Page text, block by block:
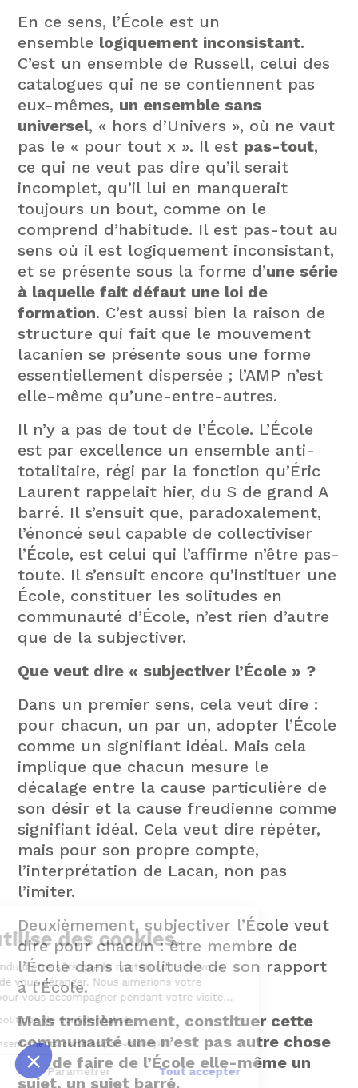
En ce sens, l’École est un
ensemble logiquement inconsistant.
C’est un ensemble de Russell, celui des
catalogues qui ne se contiennent pas
eux-mêmes, un ensemble sans
universel, « hors d’Univers », où ne vaut
pas le « pour tout x ». Il est pas-tout,
ce qui ne veut pas dire qu’il serait
incomplet, qu’il lui en manquerait
toujours un bout, comme on le
comprend d’habitude. Il est pas-tout au
sens où il est logiquement inconsistant,
et se présente sous la forme d’une série
à laquelle fait défaut une loi de
formation. C’est aussi bien la raison de
structure qui fait que le mouvement
lacanien se présente sous une forme
essentiellement dispersée ; l’AMP n’est
elle-même qu’une-entre-autres.
Il n’y a pas de tout de l’École. L’École
est par excellence un ensemble anti-
totalitaire, régi par la fonction qu’Éric
Laurent rappelait hier, du S de grand A
barré. Il s’ensuit que, paradoxalement,
l’énoncé seul capable de collectiviser
l’École, est celui qui l’affirme n’être pas-
toute. Il s’ensuit encore qu’instituer une
École, constituer les solitudes en
communauté d’École, n’est rien d’autre
que de la subjectiver.
Que veut dire « subjectiver l’École » ?
Dans un premier sens, cela veut dire :
pour chacun, un par un, adopter l’École
comme un signifiant idéal. Mais cela
implique que chacun mesure le
décalage entre la cause particulière de
son désir et la cause freudienne comme
signifiant idéal. Cela veut dire répéter,
mais pour son propre compte,
l’interprétation de Lacan, non pas
l’imiter.
Deuxièmement, subjectiver l’École veut
dire pour chacun : être membre de
l’École dans la solitude de son rapport
à l’École.
Mais troisièmement, constituer cette
communauté une n’est pas autre chose
que de faire de l’École elle-même un
sujet, un sujet barré.
Ce site utilise des cookies.
Nous avons attendu d'être sûrs que le contenu du site vous
intéresse avant de vous déranger. Nous aimerions votre
consentement pour vous accompagner pendant votre visite...
Consulter notre politique de confidentialité
Consentements certifiés par
Fermer Paramétrer Tout accepter